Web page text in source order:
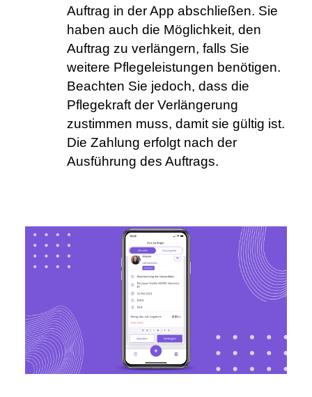
Auftrag in der App abschließen. Sie
haben auch die Möglichkeit, den
Auftrag zu verlängern, falls Sie
weitere Pflegeleistungen benötigen.
Beachten Sie jedoch, dass die
Pflegekraft der Verlängerung
zustimmen muss, damit sie gültig ist.
Die Zahlung erfolgt nach der
Ausführung des Auftrags.